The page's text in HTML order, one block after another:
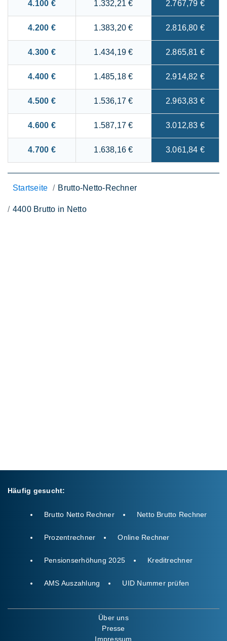
4.100 € 1.332,21 € 2.767,79 €
4.200 € 1.383,20 € 2.816,80 €
4.300 € 1.434,19 € 2.865,81 €
4.400 € 1.485,18 € 2.914,82 €
4.500 € 1.536,17 € 2.963,83 €
4.600 € 1.587,17 € 3.012,83 €
4.700 € 1.638,16 € 3.061,84 €
Startseite Brutto-Netto-Rechner
4400 Brutto in Netto
Häufig gesucht:
Brutto Netto Rechner Netto Brutto Rechner
Prozentrechner Online Rechner
Pensionserhöhung 2025 Kreditrechner
AMS Auszahlung UID Nummer prüfen
Über uns
Presse
Impressum